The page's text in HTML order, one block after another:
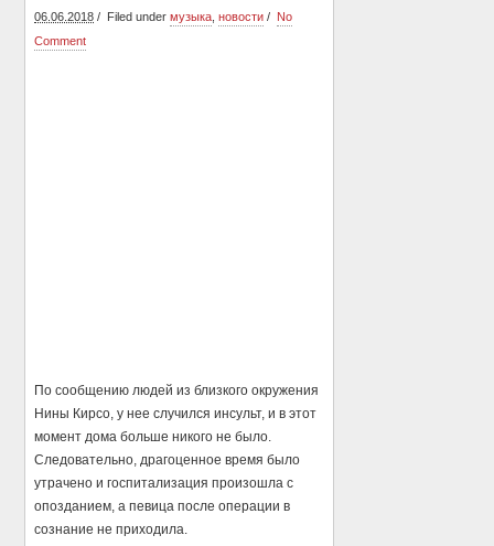
06.06.2018 Filed underмузыка ,новости
No
Comment
По сообщению людей из близкого окружения
Нины Кирсо, у нее случился инсульт, и в этот
момент дома больше никого не было.
Следовательно, драгоценное время было
утрачено и госпитализация произошла с
опозданием, а певица после операции в
сознание не приходила.